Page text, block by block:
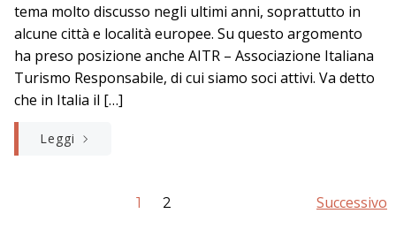
tema molto discusso negli ultimi anni, soprattutto in
alcune città e località europee. Su questo argomento
ha preso posizione anche AITR – Associazione Italiana
Turismo Responsabile, di cui siamo soci attivi. Va detto
che in Italia il […]
Leggi
1 2 Successivo